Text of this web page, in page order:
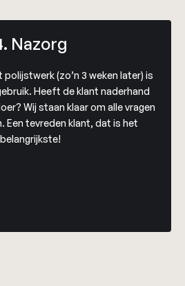
Nazorg
(zo’n 3 weken later) is
Heeft de klant naderhand
Wij staan klaar om alle vragen
Een tevreden klant, dat is het
belangrijkste!